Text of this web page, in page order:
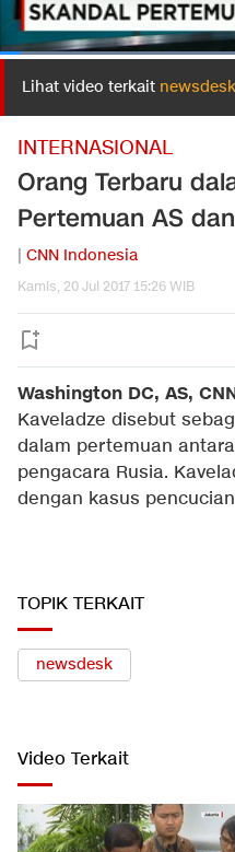
Lihat video terkait newsdesk
INTERNASIONAL
Orang Terbaru
Pertemuan AS
| CNN Indonesia
Kamis, 20 Jul 2017 15:26 WIB
Washington DC, AS,
Kaveladze disebut
dalam pertemuan
pengacara Rusia.
dengan kasus
TOPIK TERKAIT
newsdesk
Video Terkait